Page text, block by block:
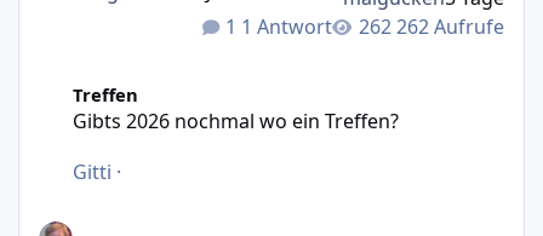
1 Antwort 262 Aufrufe
Treffen
Gibts 2026 nochmal wo ein Treffen?
Gitti ·